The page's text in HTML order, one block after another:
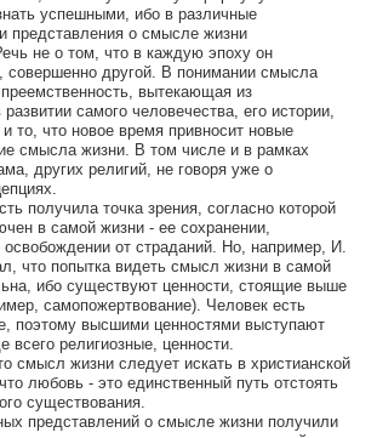
успешными, ибо в различные
представления о смысле жизни
не о том, что в каждую эпоху он
совершенно другой. В понимании смысла
вытекающая из
самого человечества, его истории,
то, что новое время привносит новые
смысла жизни. В том числе и в рамках
других религий, не говоря уже о
получила точка зрения, согласно которой
в самой жизни - ее сохранении,
освобождении от страданий. Но, например, И.
что попытка видеть смысл жизни в самой
ибо существуют ценности, стоящие выше
самопожертвование). Человек есть
поэтому высшими ценностями выступают
всего религиозные, ценности.
смысл жизни следует искать в христианской
любовь - это единственный путь отстоять
существования.
представлений о смысле жизни получили